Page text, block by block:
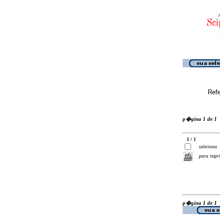
p�gina 1 de 1
1 / 1
seleciona
para
p�gina 1 de 1